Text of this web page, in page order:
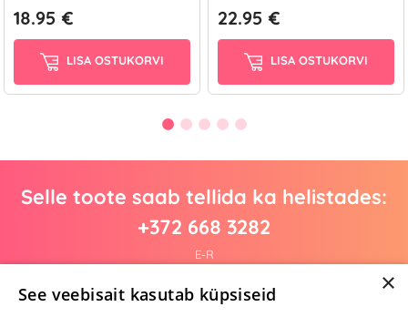
18.95 €
LISA OSTUKORVI
22.95 €
LISA OSTUKORVI
Selle toote saab tellida ka helistades:
+372 668 3282
E-R
×
See veebisait kasutab küpsiseid